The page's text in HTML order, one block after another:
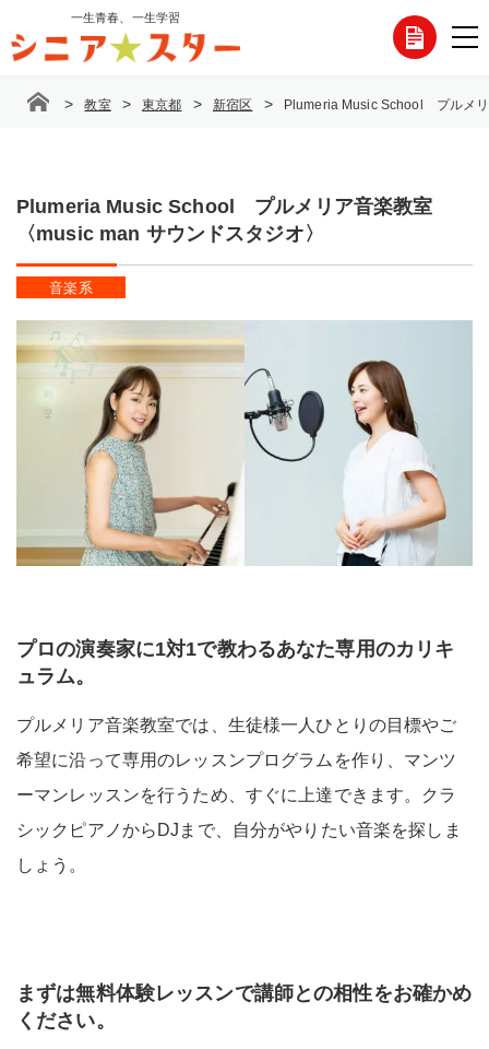
テ
一生青春、一生学習
各
い
> 教室 > 東京都 > 新宿区 > Plumeria Music School プルメ
Plumeria Music School プルメリア音楽教室
〈music man サウンドスタジオ〉
音楽系
プロの演奏家に1対1で教わるあなた専用のカリキ
ュラム。
プルメリア音楽教室では、生徒様一人ひとりの目標やご
希望に沿って専用のレッスンプログラムを作り、マンツ
ーマンレッスンを行うため、すぐに上達できます。クラ
シックピアノからDJまで、自分がやりたい音楽を探しま
しょう。
まずは無料体験レッスンで講師との相性をお確かめ
ください。